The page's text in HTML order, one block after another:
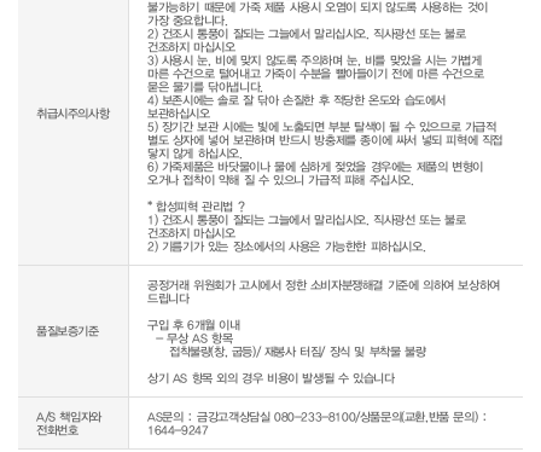
취급시주의사항
불가능하기 때문에 가죽 제품 사용시 오염이 되지 않도록 사용하는 것이
가장 중요합니다.
2) 건조시 통풍이 잘되는 그늘에서 말리십시오. 직사광선 또는 불로
건조하지 마십시오
3) 사용시 눈, 비에 맞지 않도록 주의하며 눈, 비를 맞았을 시는 가볍게
마른 수건으로 털어내고 가죽이 수분을 빨아들이기 전에 마른 수건으로
묻은 물기를 닦아냅니다.
4) 보존시에는 솔로 잘 닦아 손질한 후 적당한 온도와 습도에서
보관하십시오
5) 장기간 보관 시에는 빛에 노출되면 부분 탈색이 될 수 있으므로 가급적
별도 상자에 넣어 보관하며 반드시 방충제를 종이에 싸서 넣되 피혁에 직접
닿지 않게 하십시오.
6) 가죽제품은 바닷물이나 물에 심하게 젖었을 경우에는 제품의 변형이
오거나 접착이 약해 질 수 있으니 가급적 피해 주십시오.
* 합성피혁 관리법 ?
1) 건조시 통풍이 잘되는 그늘에서 말리십시오. 직사광선 또는 불로
건조하지 마십시오
품질보증기준
공정거래 위원회가 고시에서 정한 소비자분쟁해결 기준에 의하여 보상하여
드립니다
구입 후 6개월 이내
  - 무상 AS 항목
상기 AS 항목 외의 경우 비용이 발생될 수 있습니다
A/S 책임자와
전화번호
AS문의 : 금강고객상담실 080-233-8100/상품문의(교환,반품 문의) :
1644-9247